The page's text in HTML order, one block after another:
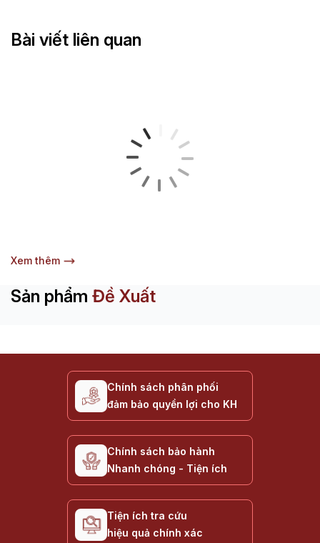
Bài viết liên quan
Xem thêm
Sản phẩm Đề Xuất
Chính sách phân phối
đảm bảo quyền lợi cho KH
Chính sách bảo hành
Nhanh chóng - Tiện ích
Tiện ích tra cứu
hiệu quả chính xác